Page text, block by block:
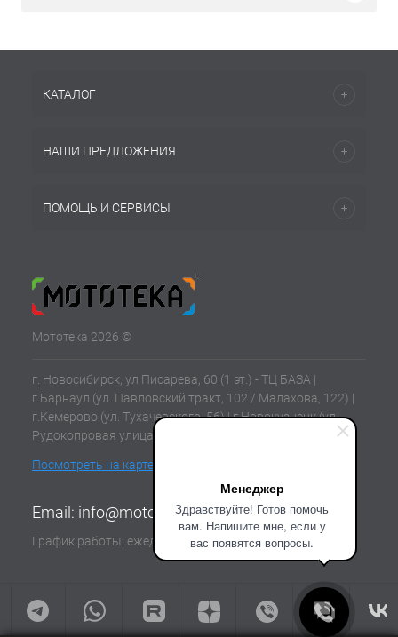
Менеджер
Здравствуйте! Готов помочь
вам. Напишите мне, если у
вас появятся вопросы.
КАТАЛОГ
НАШИ ПРЕДЛОЖЕНИЯ
ПОМОЩЬ И СЕРВИСЫ
Мототека 2026 ©
г. Новосибирск, ул Писарева, 60 (1 эт.) - ТЦ БАЗА |
г.Барнаул (ул. Павловский тракт, 102 / Малахова, 122) |
г.Кемерово (ул. Тухачевского, 56) | г.Новокузнецк (ул.
Рудокопровая улица, 21) | г.Томск (ул. Клюева, 11В)
Посмотреть на карте
Email: info@mototeka.su
График работы: ежедневно с 10:00 до 19:00